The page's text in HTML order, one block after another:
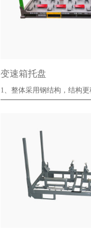
变速箱托盘
1、整体采用钢结构，结构更